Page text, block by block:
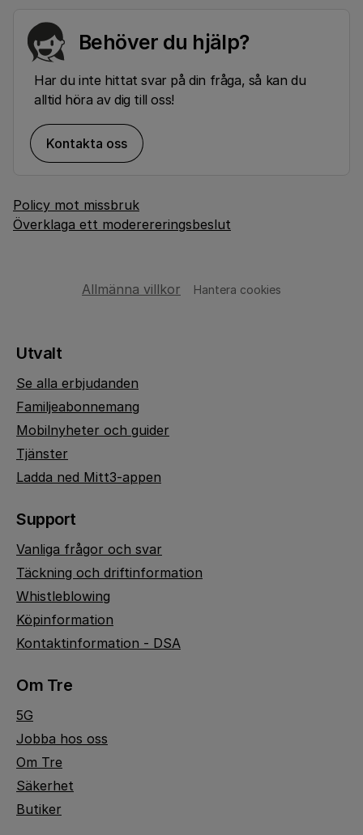
Behöver du hjälp?
Har du inte hittat svar på din fråga, så kan du
alltid höra av dig till oss!
Kontakta oss
Policy mot missbruk
Överklaga ett moderereringsbeslut
Allmänna villkor Hantera cookies
Utvalt
Se alla erbjudanden
Familjeabonnemang
Mobilnyheter och guider
Tjänster
Ladda ned Mitt3-appen
Support
Vanliga frågor och svar
Täckning och driftinformation
Whistleblowing
Köpinformation
Kontaktinformation - DSA
Om Tre
5G
Jobba hos oss
Om Tre
Säkerhet
Butiker